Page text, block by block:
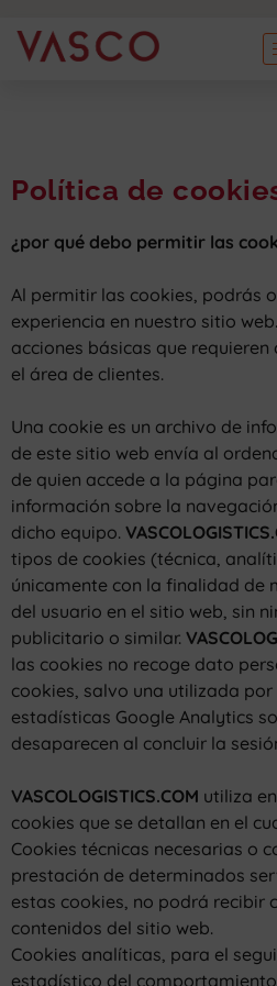
Política de
¿por qué debo permitir las
Al permitir las cookies, podrás
experiencia en nuestro sitio
acciones básicas que
el área de clientes.
Una cookie es un archivo de
de este sitio web envía al
de quien accede a la página
información sobre la
dicho equipo.
tipos de cookies (técnica,
únicamente con la finalidad de
del usuario en el sitio web, sin
publicitario o similar.
las cookies no recoge dato
cookies, salvo una utilizada
estadísticas Google Analytics
desaparecen al concluir la
VASCOLOGISTICS.COM utiliza
cookies que se detallan en el
Cookies técnicas necesarias o
prestación de determinados
estas cookies, no podrá recibir
contenidos del sitio web.
Cookies analíticas, para el
estadístico del